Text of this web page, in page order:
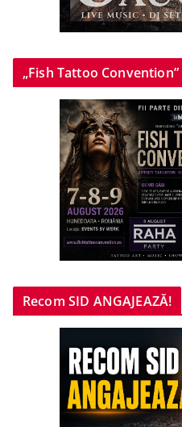
„Fish Tattoo
Recom SID ANGAJEAZĂ!